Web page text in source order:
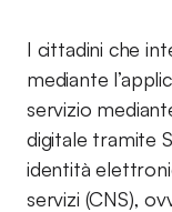
I cittadini che
mediante
servizio
digitale tramite
identità
servizi (CNS),